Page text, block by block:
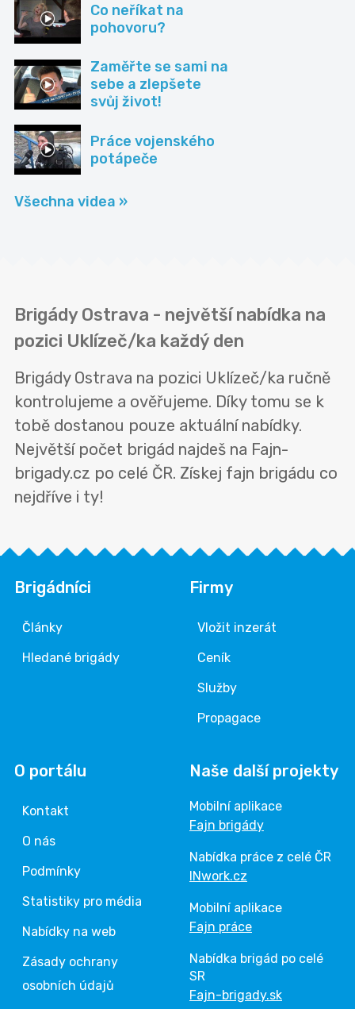
Co neříkat na
pohovoru?
Zaměřte se sami na
sebe a zlepšete
svůj život!
Práce vojenského
potápeče
Všechna videa »
Brigády Ostrava - největší nabídka na
pozici Uklízeč/ka každý den
Brigády Ostrava na pozici Uklízeč/ka ručně
kontrolujeme a ověřujeme. Díky tomu se k
tobě dostanou pouze aktuální nabídky.
Největší počet brigád najdeš na Fajn-
brigady.cz po celé ČR. Získej fajn brigádu co
nejdříve i ty!
Brigádníci
Články
Hledané brigády
Firmy
Vložit inzerát
Ceník
Služby
Propagace
O portálu
Kontakt
O nás
Podmínky
Statistiky pro média
Nabídky na web
Zásady ochrany
osobních údajů
Naše další projekty
Mobilní aplikace
Fajn brigády
Nabídka práce z celé ČR
INwork.cz
Mobilní aplikace
Fajn práce
Nabídka brigád po celé
SR
Fajn-brigady.sk